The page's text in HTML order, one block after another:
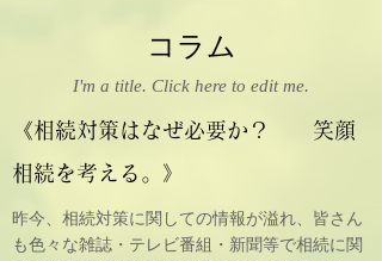
コラム
I'm a title. ​Click here to edit me.
《相続対策はなぜ必要か？ 笑顔
相続を考える。》
昨今、相続対策に関しての情報が溢れ、皆さん
も色々な雑誌・テレビ番組・新聞等で相続に関